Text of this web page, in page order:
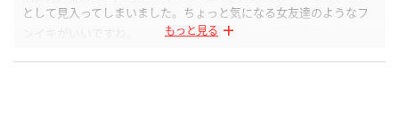
として見入ってしまいました。ちょっと気になる女友達のようなフ
もっと見る